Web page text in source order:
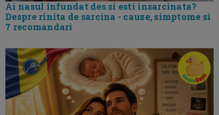
Ai nasul infundat des si esti insarcinata?
Despre rinita de sarcina - cauze, simptome si
7 recomandari